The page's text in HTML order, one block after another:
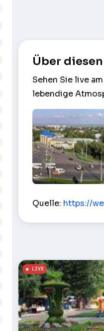
Über
Sehen Sie live
lebendige
Quelle: https://